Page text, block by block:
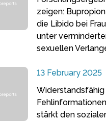
zeigen:
die Libido bei
unter
sexuellen
13 February 2025
stärkt den